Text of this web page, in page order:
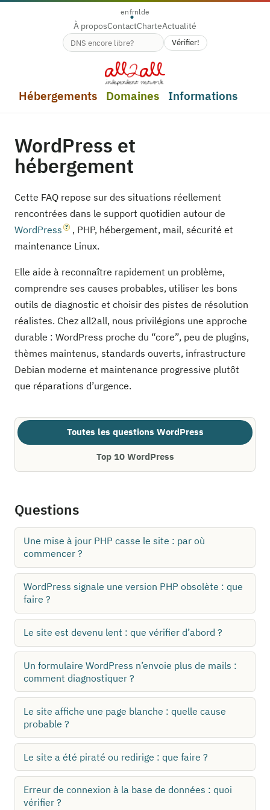
enfrnlde
À proposContactCharteActualité
Disponibilité du nom de domaine
Vérifier!
Hébergements Domaines Informations
WordPress et
hébergement
Cette FAQ repose sur des situations réellement
rencontrées dans le support quotidien autour de
WordPress
, PHP, hébergement, mail, sécurité et
maintenance Linux.
Elle aide à reconnaître rapidement un problème,
comprendre ses causes probables, utiliser les bons
outils de diagnostic et choisir des pistes de résolution
réalistes. Chez all2all, nous privilégions une approche
durable : WordPress proche du “core”, peu de plugins,
thèmes maintenus, standards ouverts, infrastructure
Debian moderne et maintenance progressive plutôt
que réparations d’urgence.
Toutes les questions WordPress
Top 10 WordPress
Questions
Une mise à jour PHP casse le site : par où
commencer ?
WordPress signale une version PHP obsolète : que
faire ?
Le site est devenu lent : que vérifier d’abord ?
Un formulaire WordPress n’envoie plus de mails :
comment diagnostiquer ?
Le site affiche une page blanche : quelle cause
probable ?
Le site a été piraté ou redirige : que faire ?
Erreur de connexion à la base de données : quoi
vérifier ?